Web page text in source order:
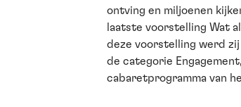
ontving en miljoenen
laatste voorstelling Wat
deze voorstelling werd
de categorie
cabaretprogramma van